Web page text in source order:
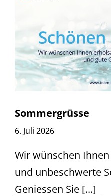
Sommergrüsse
6. Juli 2026
Wir wünschen
und unbeschwerte
Geniessen Sie [...]